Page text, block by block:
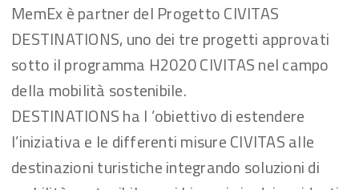
MemEx è partner del Progetto CIVITAS
DESTINATIONS, uno dei tre progetti approvati
sotto il programma H2020 CIVITAS nel campo
della mobilità sostenibile.
DESTINATIONS ha l ’obiettivo di estendere
l’iniziativa e le differenti misure CIVITAS alle
destinazioni turistiche integrando soluzioni di